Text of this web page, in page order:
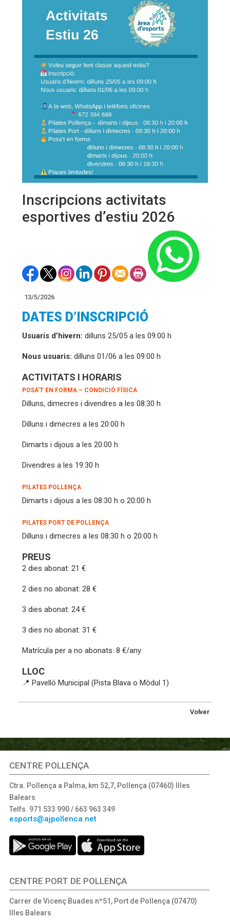
Inscripcions activitats
esportives d’estiu 2026
13/5/2026
DATES D’INSCRIPCIÓ
Usuaris d’hivern: dilluns 25/05 a les 09:00 h
Nous usuaris: dilluns 01/06 a les 09:00 h
ACTIVITATS I HORARIS
POSA’T EN FORMA – CONDICIÓ FÍSICA
Dilluns, dimecres i divendres a les 08:30 h
Dilluns i dimecres a les 20:00 h
Dimarts i dijous a les 20:00 h
Divendres a les 19:30 h
PILATES POLLENÇA
Dimarts i dijous a les 08:30 h o 20:00 h
PILATES PORT DE POLLENÇA
Dilluns i dimecres a les 08:30 h o 20:00 h
PREUS
2 dies abonat: 21 €
2 dies no abonat: 28 €
3 dies abonat: 24 €
3 dies no abonat: 31 €
Matrícula per a no abonats: 8 €/any
LLOC
📍 Pavelló Municipal (Pista Blava o Mòdul 1)
Volver
CENTRE POLLENÇA
Ctra. Pollença a Palma, km 52,7, Pollença (07460) Illes
Balears
Telfs. 971 533 990 / 663 963 349
esports@ajpollenca.net
CENTRE PORT DE POLLENÇA
Carrer de Vicenç Buades nº51, Port de Pollença (07470)
Illes Balears